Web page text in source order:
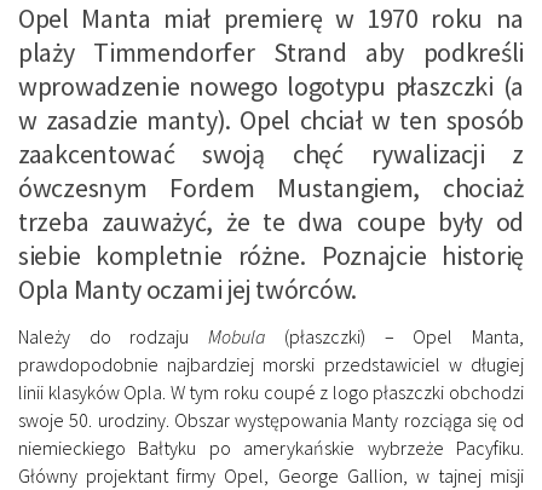
Opel Manta miał premierę w 1970 roku na
plaży Timmendorfer Strand aby podkreśli
wprowadzenie nowego logotypu płaszczki (a
w zasadzie manty). Opel chciał w ten sposób
zaakcentować swoją chęć rywalizacji z
ówczesnym Fordem Mustangiem, chociaż
trzeba zauważyć, że te dwa coupe były od
siebie kompletnie różne. Poznajcie historię
Opla Manty oczami jej twórców.
Należy do rodzajuMobula (płaszczki) – Opel Manta,
prawdopodobnie najbardziej morski przedstawiciel w długiej
linii klasyków Opla. W tym roku coupé z logo płaszczki obchodzi
swoje 50. urodziny. Obszar występowania Manty rozciąga się od
niemieckiego Bałtyku po amerykańskie wybrzeże Pacyfiku.
Główny projektant firmy Opel, George Gallion, w tajnej misji